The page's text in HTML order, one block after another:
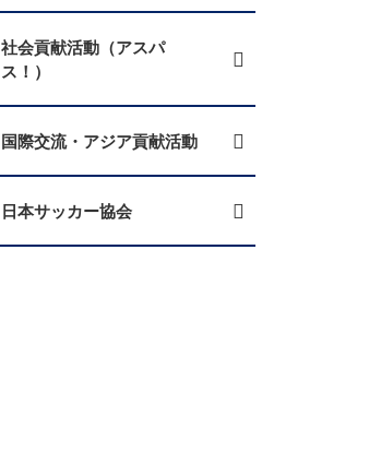
社会貢献活動（アスパ
ス！）
国際交流・アジア貢献活動
日本サッカー協会